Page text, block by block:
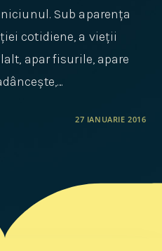
Sub aparența
cotidiene, a vieții
apar fisurile, apare
27 IANUARIE 2016